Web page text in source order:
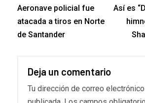
Aeronave policial fue
atacada a tiros en Norte
de Santander
Así es
Deja un comentario
Tu dirección de correo